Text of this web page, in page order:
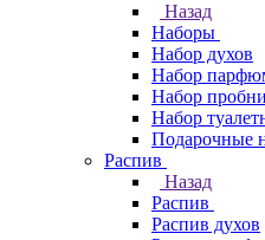
Назад
Наборы
Набор духов
Набор
Набор
Набор
Подарочные
Распив
Назад
Распив
Распив духов